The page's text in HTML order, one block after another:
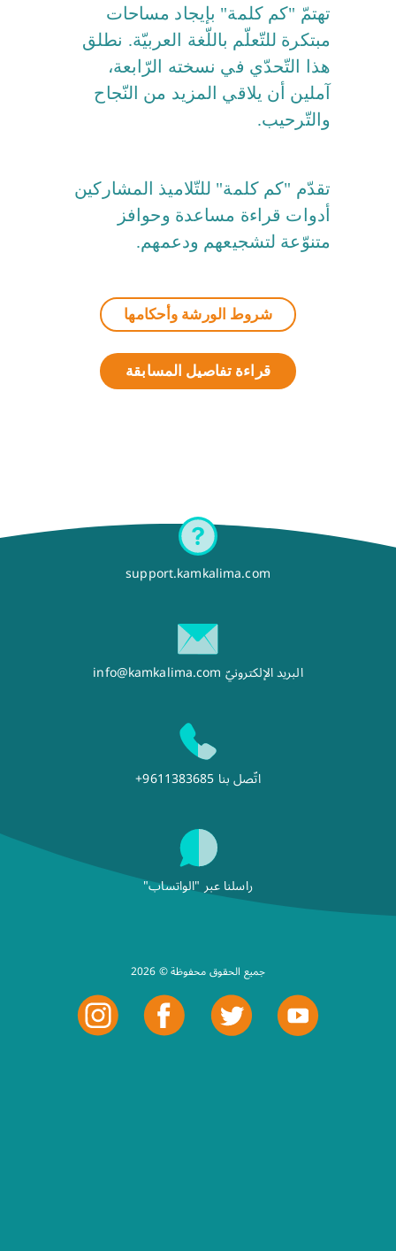
تهتمّ "كم كلمة" بإيجاد مساحات
مبتكرة للتّعلّم باللّغة العربيّة. نطلق
هذا التّحدّي في نسخته الرّابعة،
آملين أن يلاقي المزيد من النّجاح
والتّرحيب.
تقدّم "كم كلمة" للتّلاميذ المشاركين
أدوات قراءة مساعدة وحوافز
متنوّعة لتشجيعهم ودعمهم.
شروط الورشة وأحكامها
قراءة تفاصيل المسابقة
support.kamkalima.com
البريد الإلكترونيّ info@kamkalima.com
اتّصل بنا +9611383685
راسلنا عبر "الواتساب"
2026 © جميع الحقوق محفوظة